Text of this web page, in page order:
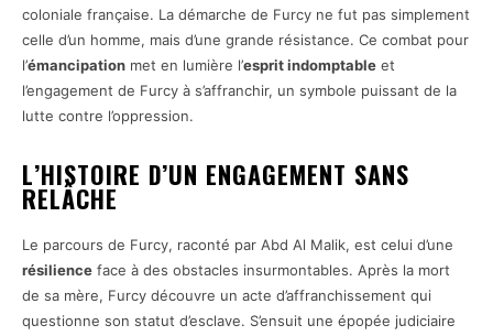
coloniale française. La démarche de Furcy ne fut pas simplement
celle d’un homme, mais d’une grande résistance. Ce combat pour
l’émancipation met en lumière l’esprit indomptable et
l’engagement de Furcy à s’affranchir, un symbole puissant de la
lutte contre l’oppression.
L’HISTOIRE D’UN ENGAGEMENT SANS
RELÂCHE
Le parcours de Furcy, raconté par Abd Al Malik, est celui d’une
résilience face à des obstacles insurmontables. Après la mort
de sa mère, Furcy découvre un acte d’affranchissement qui
questionne son statut d’esclave. S’ensuit une épopée judiciaire